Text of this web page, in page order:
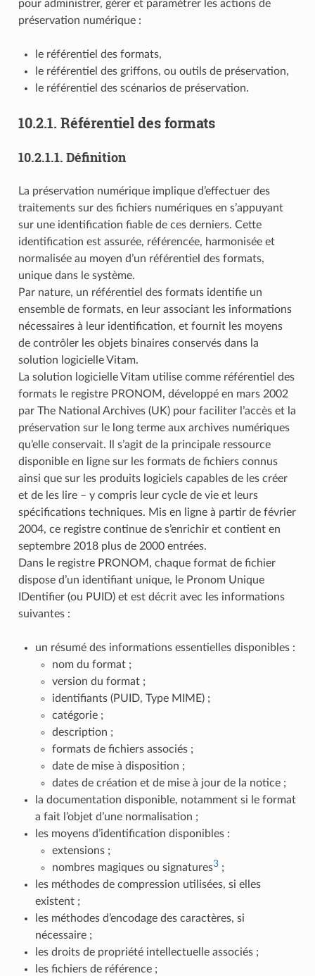
pour administrer, gérer et paramétrer les actions de
préservation numérique :
le référentiel des formats,
le référentiel des griffons, ou outils de préservation,
le référentiel des scénarios de préservation.
10.2.1. Référentiel des formats
10.2.1.1. Définition
La préservation numérique implique d’effectuer des
traitements sur des fichiers numériques en s’appuyant
sur une identification fiable de ces derniers. Cette
identification est assurée, référencée, harmonisée et
normalisée au moyen d’un référentiel des formats,
unique dans le système.
Par nature, un référentiel des formats identifie un
ensemble de formats, en leur associant les informations
nécessaires à leur identification, et fournit les moyens
de contrôler les objets binaires conservés dans la
solution logicielle Vitam.
La solution logicielle Vitam utilise comme référentiel des
formats le registre PRONOM, développé en mars 2002
par The National Archives (UK) pour faciliter l’accès et la
préservation sur le long terme aux archives numériques
qu’elle conservait. Il s’agit de la principale ressource
disponible en ligne sur les formats de fichiers connus
ainsi que sur les produits logiciels capables de les créer
et de les lire – y compris leur cycle de vie et leurs
spécifications techniques. Mis en ligne à partir de février
2004, ce registre continue de s’enrichir et contient en
septembre 2018 plus de 2000 entrées.
Dans le registre PRONOM, chaque format de fichier
dispose d’un identifiant unique, le Pronom Unique
IDentifier (ou PUID) et est décrit avec les informations
suivantes :
un résumé des informations essentielles disponibles :
nom du format ;
version du format ;
identifiants (PUID, Type MIME) ;
catégorie ;
description ;
formats de fichiers associés ;
date de mise à disposition ;
dates de création et de mise à jour de la notice ;
la documentation disponible, notamment si le format
a fait l’objet d’une normalisation ;
les moyens d’identification disponibles :
extensions ;
nombres magiques ou signatures3;
les méthodes de compression utilisées, si elles
existent ;
les méthodes d’encodage des caractères, si
nécessaire ;
les droits de propriété intellectuelle associés ;
les fichiers de référence ;